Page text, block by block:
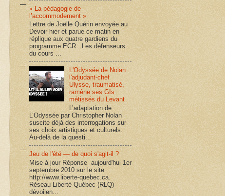
« La pédagogie de
l’accommodement »
Lettre de Joëlle Quérin envoyée au
Devoir hier et parue ce matin en
réplique aux quatre gardiens du
programme ECR . Les défenseurs
du cours ...
L'Odyssée de Nolan :
l'adjudant-chef
Ulysse, traumatisé,
ramène ses GIs
métissés du Levant
L’adaptation de
L’Odyssée par Christopher Nolan
suscite déjà des interrogations sur
ses choix artistiques et culturels.
Au-delà de la questi...
Jeu de l'été — de quoi s'agit-il ?
Mise à jour Réponse aujourd'hui 1er
septembre 2010 sur le site
http://www.liberte-quebec.ca.
Réseau Liberté-Québec (RLQ)
dévoilen...